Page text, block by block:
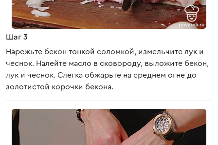
Шаг 3
Нарежьте бекон тонкой соломкой, измельчите лук и
чеснок. Налейте масло в сковороду, выложите бекон,
лук и чеснок. Слегка обжарьте на среднем огне до
золотистой корочки бекона.